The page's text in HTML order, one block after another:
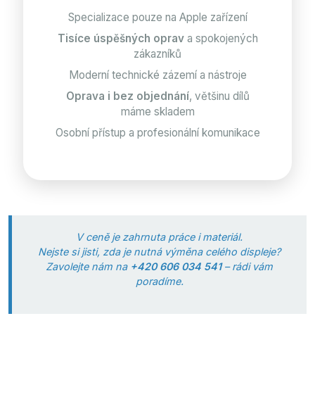
Specializace pouze na Apple zařízení
Tisíce úspěšných oprava spokojených
zákazníků
Moderní technické zázemí a nástroje
Oprava i bez objednání, většinu dílů
máme skladem
Osobní přístup a profesionální komunikace
V ceně je zahrnuta práce i materiál.
Nejste si jisti, zda je nutná výměna celého displeje?
Zavolejte nám na +420 606 034 541– rádi vám
poradíme.